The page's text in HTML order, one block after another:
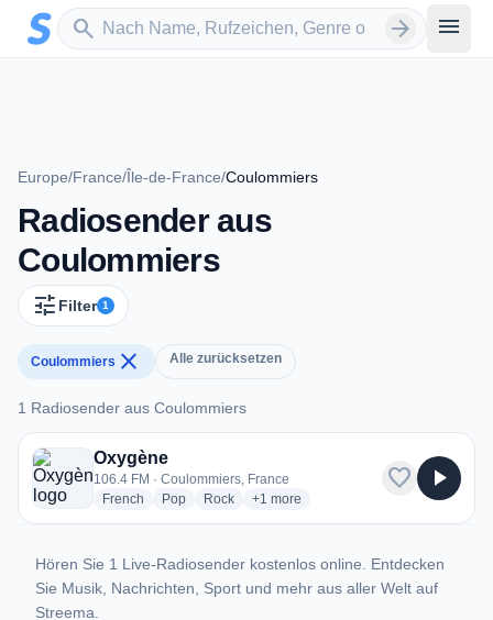
Zum Hauptinhalt springen
search
Sender suchen arrow_forward menu
Europe/France/Île-de-France/Coulommiers
Radiosender aus
Coulommiers
tune Filter 1
Coulommiers close Alle zurücksetzen
1 Radiosender aus Coulommiers
1 Radiosender aus Coulommiers
Oxygène
106.4 FM · Coulommiers, France
French radio stations
Popradio stations
Rockradio stations
+1 more genres for Oxygène
more
favorite play_arrow
Hören Sie 1 Live-Radiosender kostenlos online. Entdecken
Sie Musik, Nachrichten, Sport und mehr aus aller Welt auf
Streema.